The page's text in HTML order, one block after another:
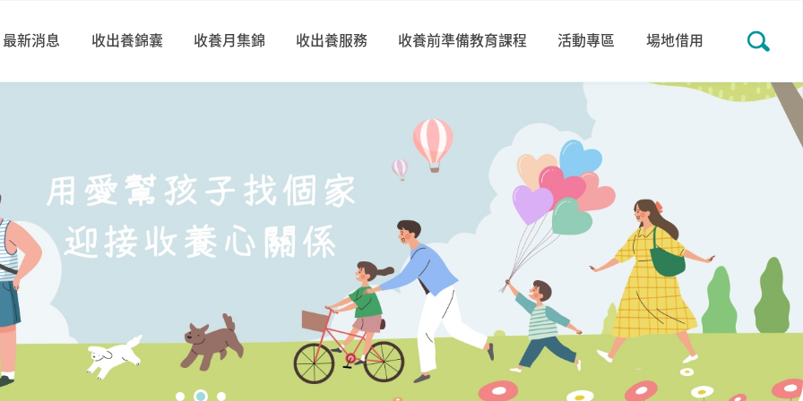
最新消息 收出養錦囊 收養月集錦 收出養服務 收養前準備教育課程 活動專區 場地借用